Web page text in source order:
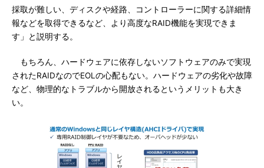
採取が難しい、ディスクや経路、コントローラーに関する詳細情
報などを取得できるなど、より高度なRAID機能を実現できま
す」と説明する。
もちろん、ハードウェアに依存しないソフトウェアのみで実現
されたRAIDなのでEOLの心配もない。ハードウェアの劣化や故障
など、物理的なトラブルから開放されるというメリットも大き
い。